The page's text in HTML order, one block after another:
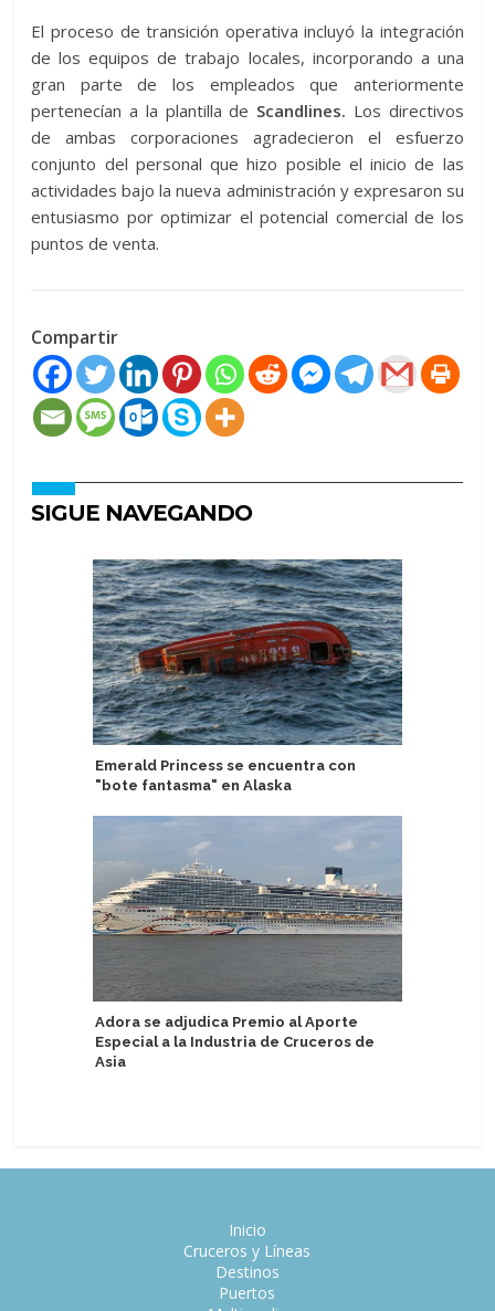
El proceso de transición operativa incluyó la integración
de los equipos de trabajo locales, incorporando a una
gran parte de los empleados que anteriormente
pertenecían a la plantilla de Scandlines. Los directivos
de ambas corporaciones agradecieron el esfuerzo
conjunto del personal que hizo posible el inicio de las
actividades bajo la nueva administración y expresaron su
entusiasmo por optimizar el potencial comercial de los
puntos de venta.
Compartir
SIGUE NAVEGANDO
Emerald Princess se encuentra con
"bote fantasma" en Alaska
Adora se adjudica Premio al Aporte
Especial a la Industria de Cruceros de
Asia
Inicio
Cruceros y Líneas
Destinos
Puertos